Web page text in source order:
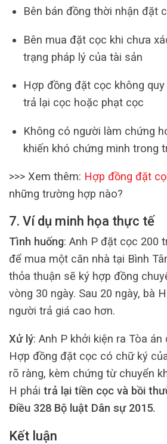
Bên bán đồng thời nhận đặt
Bên mua đặt cọc khi chưa
trạng pháp lý của tài sản
Hợp đồng đặt cọc không
trả lại cọc hoặc phạt cọc
Không có người làm chứng
khiến khó chứng minh trong
>>> Xem thêm: Hợp đồng đặt
những trường hợp nào?
7. Ví dụ minh họa thực tế
Tình huống: Anh P đặt cọc 200
để mua một căn nhà tại Bình
thỏa thuận sẽ ký hợp đồng
vòng 30 ngày. Sau 20 ngày, bà
người trả giá cao hơn.
Xử lý: Anh P khởi kiện ra Tòa án
Hợp đồng đặt cọc có chữ ký
rõ ràng, kèm chứng từ chuyển
H phải trả lại tiền cọc và bồi
Điều 328 Bộ luật Dân sự 2015.
Kết luận